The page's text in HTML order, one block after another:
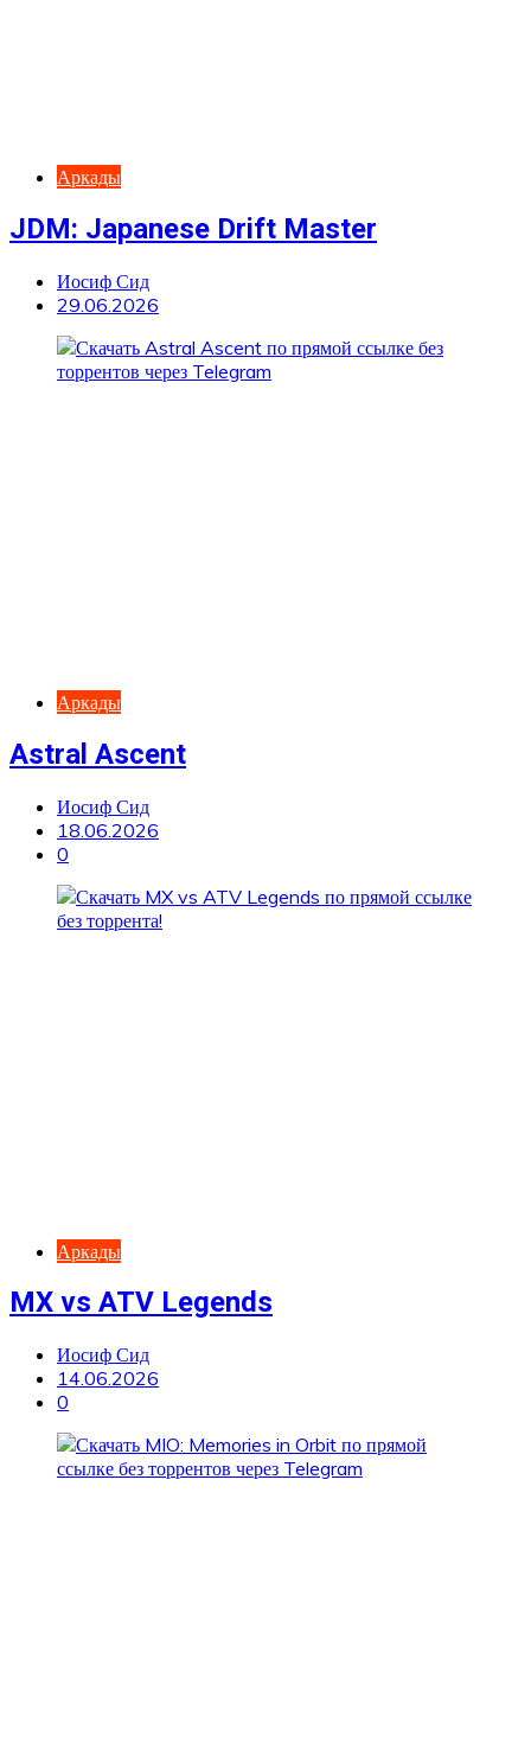
Аркады
JDM: Japanese Drift Master
Иосиф Сид
29.06.2026
Аркады
Astral Ascent
Иосиф Сид
18.06.2026
0
Аркады
MX vs ATV Legends
Иосиф Сид
14.06.2026
0